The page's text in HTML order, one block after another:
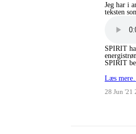
Jeg har i
teksten
SPIRIT
SPIRIT
Læs mere…
28 Jun '21